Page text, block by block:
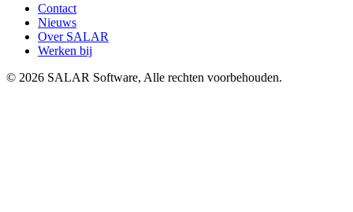
Contact
Nieuws
Over SALAR
Werken bij
© 2026 SALAR Software, Alle rechten voorbehouden.